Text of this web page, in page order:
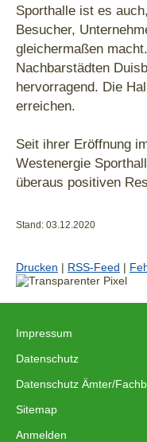
Sporthalle ist es
Besucher,
gleichermaßen
Nachbarstädten
hervorragend. Die
erreichen.
Seit ihrer Eröffnung
Westenergie
überaus positiven
Stand: 03.12.2020
Drucken | RSS-Feed |
Impressum
Datenschutz
Datenschutz Ämter/
Sitemap
Anmelden